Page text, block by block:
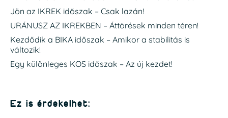
Jön az IKREK időszak – Csak lazán!
URÁNUSZ AZ IKREKBEN – Áttörések minden téren!
Kezdődik a BIKA időszak – Amikor a stabilitás is
változik!
Egy különleges KOS időszak – Az új kezdet!
Ez is érdekelhet: